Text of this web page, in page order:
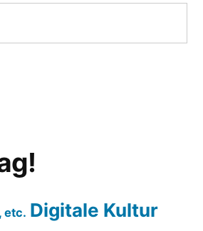
etc. Digitale Kultur